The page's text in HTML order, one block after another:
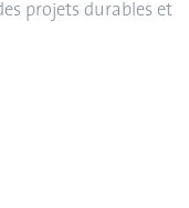
projets durables et